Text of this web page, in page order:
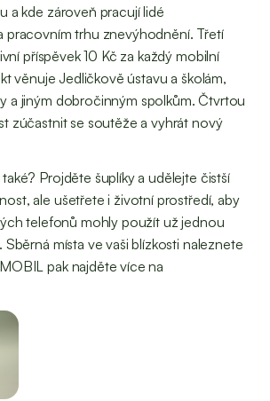
a kde zároveň pracují lidé
pracovním trhu znevýhodnění. Třetí
příspěvek 10 Kč za každý mobilní
věnuje Jedličkově ústavu a školám,
a jiným dobročinným spolkům. Čtvrtou
zúčastnit se soutěže a vyhrát nový
Projděte šuplíky a udělejte čistší
ale ušetřete i životní prostředí, aby
telefonů mohly použít už jednou
místa ve vaši blízkosti naleznete
pak najděte více na